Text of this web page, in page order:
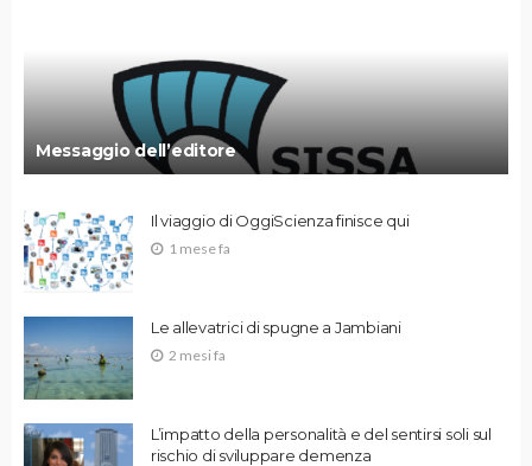
Messaggio dell’editore
Il viaggio di OggiScienza finisce qui
1 mese fa
Le allevatrici di spugne a Jambiani
2 mesi fa
L’impatto della personalità e del sentirsi soli sul
rischio di sviluppare demenza